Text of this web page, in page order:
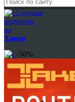
Годовая
подписка
на
Хакер
-50%